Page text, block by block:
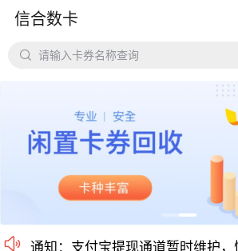
信合数卡
 请输入卡券名称查询

尊敬的用户： 个人用户实名认证后每天
价格公道、稳定需求，长期回收
仅支持合法合规的正规卡合作，
京东E卡500面值以上寄售回收价
电商卡如京东卡、沃尔玛、盒马卡、瑞祥卡